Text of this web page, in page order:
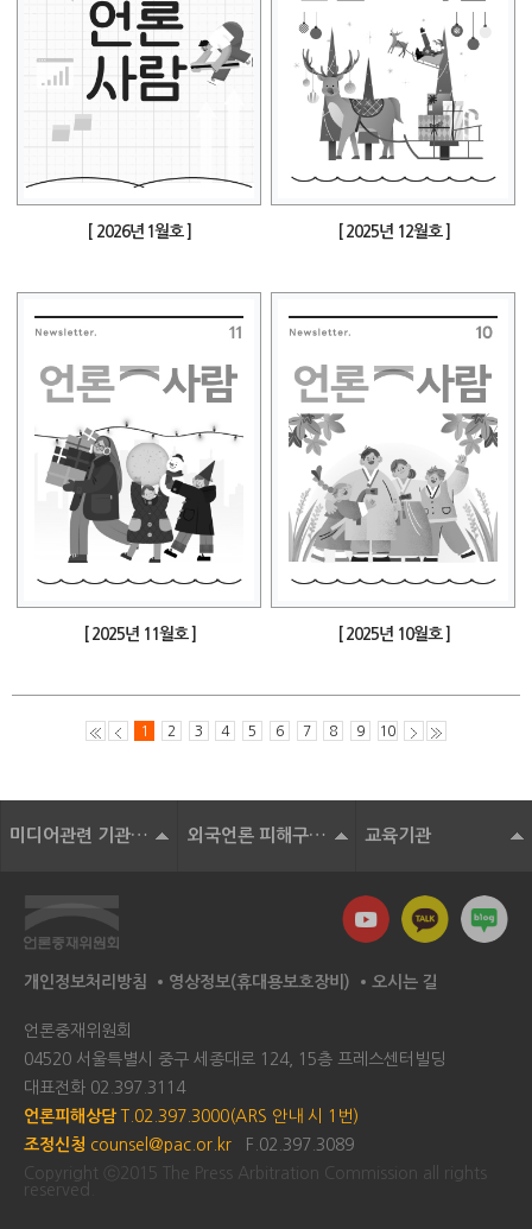
[ 2026년 1월호 ] [ 2025년 12월호 ]
[ 2025년 11월호 ] [ 2025년 10월호 ]
1 2 3 4 5 6 7 8 9 10
미디어관련 기관 및 단체 외국언론 피해구제기구 교육기관
개인정보처리방침 영상정보(휴대용보호장비) 오시는 길
언론중재위원회
04520 서울특별시 중구 세종대로 124, 15층 프레스센터빌딩
대표전화 02.397.3114
언론피해상담 T.02.397.3000(ARS 안내 시 1번)
조정신청 counsel@pac.or.kr
F.02.397.3089
Copyright ⓒ2015 The Press Arbitration Commission all rights
reserved.